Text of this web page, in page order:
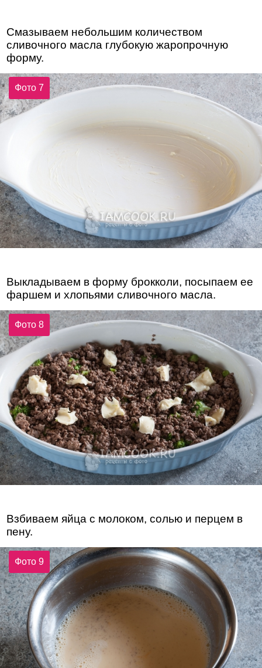
Смазываем небольшим количеством
сливочного масла глубокую жаропрочную
форму.
Фото 7
Выкладываем в форму брокколи, посыпаем ее
фаршем и хлопьями сливочного масла.
Фото 8
Взбиваем яйца с молоком, солью и перцем в
пену.
Фото 9